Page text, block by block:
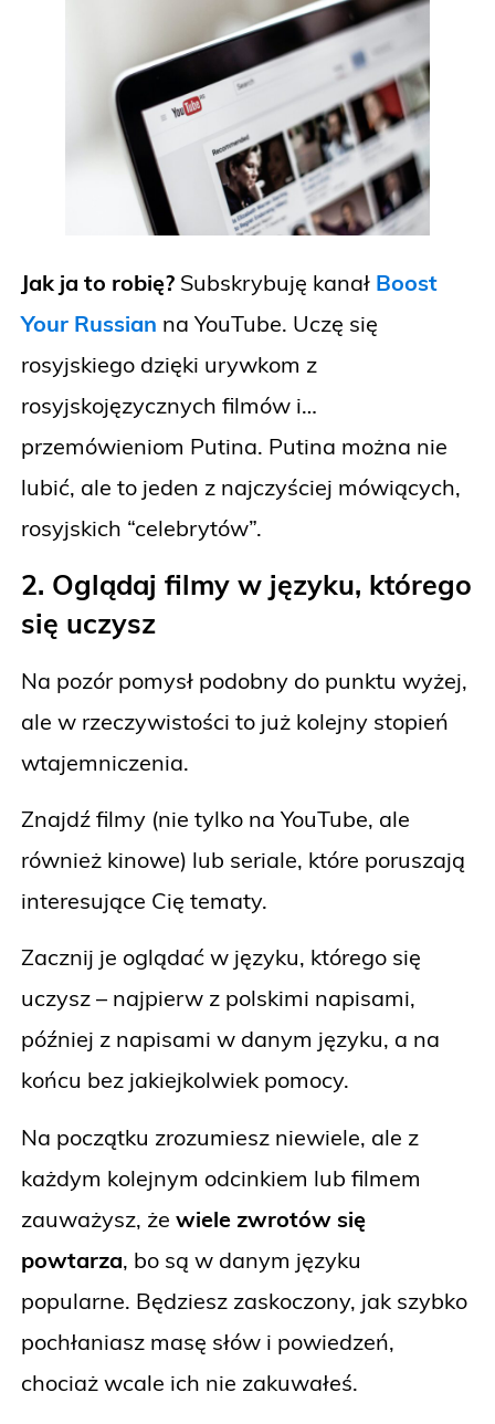
Jak ja to robię? Subskrybuję kanał Boost
Your Russian na YouTube. Uczę się
rosyjskiego dzięki urywkom z
rosyjskojęzycznych filmów i…
przemówieniom Putina. Putina można nie
lubić, ale to jeden z najczyściej mówiących,
rosyjskich “celebrytów”.
2. Oglądaj filmy w języku, którego
się uczysz
Na pozór pomysł podobny do punktu wyżej,
ale w rzeczywistości to już kolejny stopień
wtajemniczenia.
Znajdź filmy (nie tylko na YouTube, ale
również kinowe) lub seriale, które poruszają
interesujące Cię tematy.
Zacznij je oglądać w języku, którego się
uczysz – najpierw z polskimi napisami,
później z napisami w danym języku, a na
końcu bez jakiejkolwiek pomocy.
Na początku zrozumiesz niewiele, ale z
każdym kolejnym odcinkiem lub filmem
zauważysz, że wiele zwrotów się
powtarza, bo są w danym języku
popularne. Będziesz zaskoczony, jak szybko
pochłaniasz masę słów i powiedzeń,
chociaż wcale ich nie zakuwałeś.